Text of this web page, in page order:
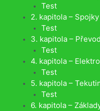
Test
2. kapitola – Spojky
Test
3. kapitola –
Test
4. kapitola –
Test
5. kapitola –
Test
6. kapitola –